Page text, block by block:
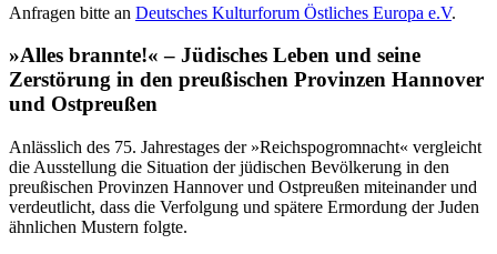
Anfragen bitte an Deutsches Kulturforum Östliches Europa e.V.
»Alles brannte!« – Jüdisches Leben und seine
Zerstörung in den preußischen Provinzen Hannover
und Ostpreußen
Anlässlich des 75. Jahrestages der »Reichspogromnacht« vergleicht
die Ausstellung die Situation der jüdischen Bevölkerung in den
preußischen Provinzen Hannover und Ostpreußen miteinander und
verdeutlicht, dass die Verfolgung und spätere Ermordung der Juden
ähnlichen Mustern folgte.